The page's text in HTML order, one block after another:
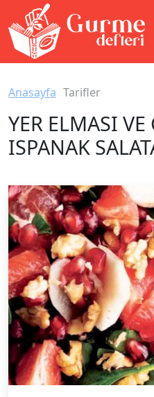
Anasayfa Tarifler
YER ELMASI VE
ISPANAK